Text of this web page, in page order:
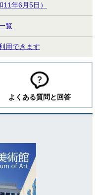
年6月5日）
覧
用できます
よくある質問と回答